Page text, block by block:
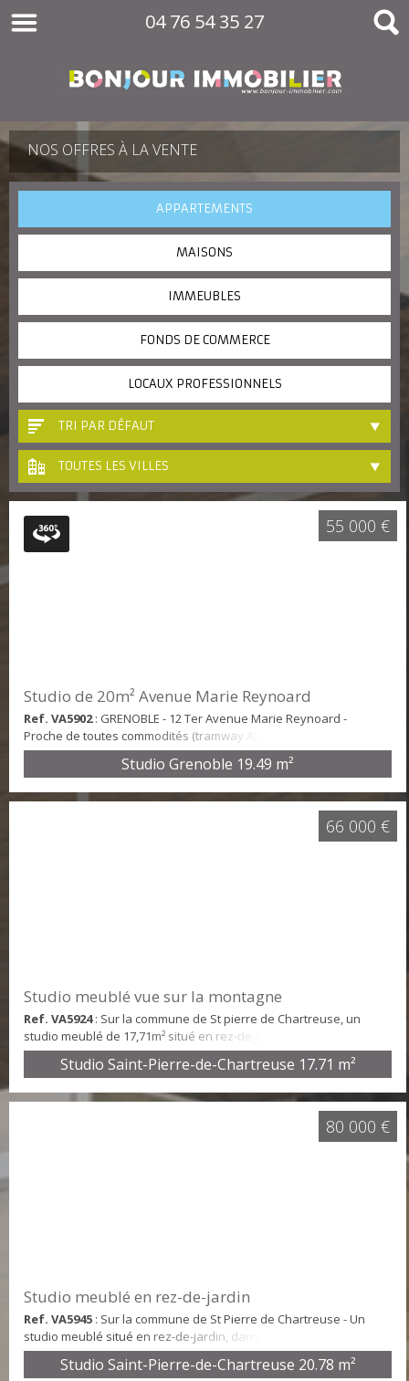
04 76 54 35 27
NOS OFFRES À LA VENTE
APPARTEMENTS
MAISONS
IMMEUBLES
FONDS DE COMMERCE
LOCAUX PROFESSIONNELS
TRI PAR DÉFAUT
TOUTES LES VILLES
Studio de 20m² Avenue Marie Reynoard
Ref. VA5902: GRENOBLE - 12 Ter Avenue Marie Reynoard -
Proche de toutes commodités (tramway A). Dans une copropriété
sécurisée et récente avec gardien, ce studio de 19.49m² est situé
au troisième étage avec ascenseur. Il se compose ainsi : Une
(plaques de cuisson et réfrigérateur) et une salle d'eau avec WC.
Studio Grenoble 19.49 m²
55 000 €
Studio meublé vue sur la montagne
Ref. VA5924: Sur la commune de St pierre de Chartreuse, un
studio meublé de 17,71m² situé en rez-de-jardin. Le studio se
compose d'une entrée, une salle d'eau avec WC (cumulus
dernière génération installé en 2019), un coin kitchenette équipé
avec vue sur Chamechaude. Informations techniques : Chauffage
Studio Saint-Pierre-de-Chartreuse 17.71 m²
66 000 €
Studio meublé en rez-de-jardin
Ref. VA5945 : Sur la commune de St Pierre de Chartreuse - Un
studio meublé situé en rez-de-jardin, dans une copropriété sans
ascenseur, d'une surface d'environ 20m². Le studio se
décompose ainsi : une entrée avec un coin couchage (lits
Studio Saint-Pierre-de-Chartreuse 20.78 m²
80 000 €